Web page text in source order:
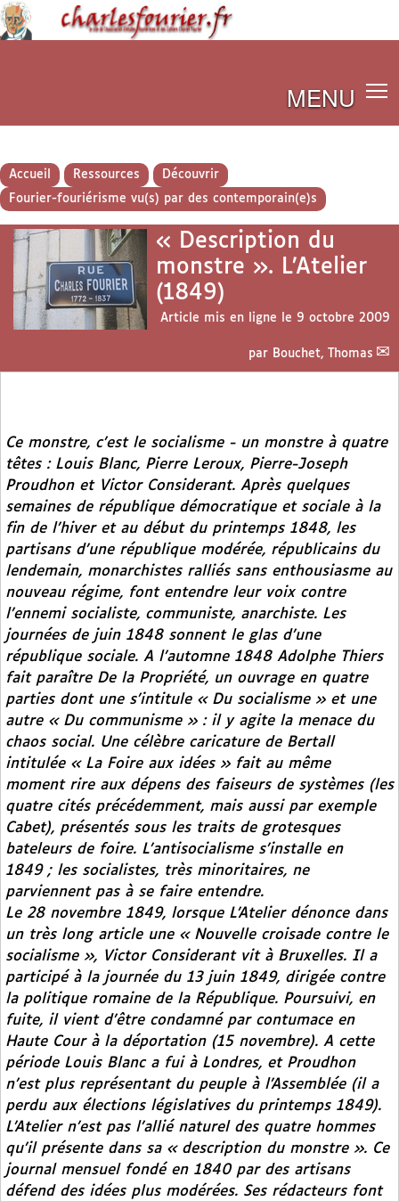
MENU
Accueil Ressources
Découvrir
Fourier-fouriérisme vu(s) par des contemporain(e)s
« Description du
monstre ». L’Atelier
(1849)
Article mis en ligne le 9 octobre 2009
par Bouchet, Thomas
Ce monstre, c’est le socialisme - un monstre à quatre
têtes : Louis Blanc, Pierre Leroux, Pierre-Joseph
Proudhon et Victor Considerant. Après quelques
semaines de république démocratique et sociale à la
fin de l’hiver et au début du printemps 1848, les
partisans d’une république modérée, républicains du
lendemain, monarchistes ralliés sans enthousiasme au
nouveau régime, font entendre leur voix contre
l’ennemi socialiste, communiste, anarchiste. Les
journées de juin 1848 sonnent le glas d’une
république sociale. A l’automne 1848 Adolphe Thiers
fait paraître De la Propriété, un ouvrage en quatre
parties dont une s’intitule « Du socialisme » et une
autre « Du communisme » : il y agite la menace du
chaos social. Une célèbre caricature de Bertall
intitulée « La Foire aux idées » fait au même
moment rire aux dépens des faiseurs de systèmes (les
quatre cités précédemment, mais aussi par exemple
Cabet), présentés sous les traits de grotesques
bateleurs de foire. L’antisocialisme s’installe en
1849 ; les socialistes, très minoritaires, ne
parviennent pas à se faire entendre.
Le 28 novembre 1849, lorsque L’Atelierdénonce dans
un très long article une « Nouvelle croisade contre le
socialisme », Victor Considerant vit à Bruxelles. Il a
participé à la journée du 13 juin 1849, dirigée contre
la politique romaine de la République. Poursuivi, en
fuite, il vient d’être condamné par contumace en
Haute Cour à la déportation (15 novembre). A cette
période Louis Blanc a fui à Londres, et Proudhon
n’est plus représentant du peuple à l’Assemblée (il a
perdu aux élections législatives du printemps 1849).
L’Ateliern’est pas l’allié naturel des quatre hommes
qu’il présente dans sa « description du monstre ». Ce
journal mensuel fondé en 1840 par des artisans
défend des idées plus modérées. Ses rédacteurs font